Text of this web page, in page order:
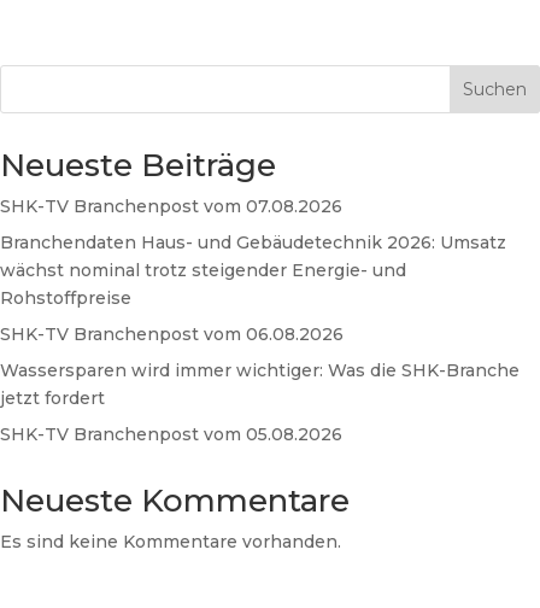
Suchen
Neueste Beiträge
SHK-TV Branchenpost vom 07.08.2026
Branchendaten Haus- und Gebäudetechnik 2026: Umsatz
wächst nominal trotz steigender Energie- und
Rohstoffpreise
SHK-TV Branchenpost vom 06.08.2026
Wassersparen wird immer wichtiger: Was die SHK-Branche
jetzt fordert
SHK-TV Branchenpost vom 05.08.2026
Neueste Kommentare
Es sind keine Kommentare vorhanden.